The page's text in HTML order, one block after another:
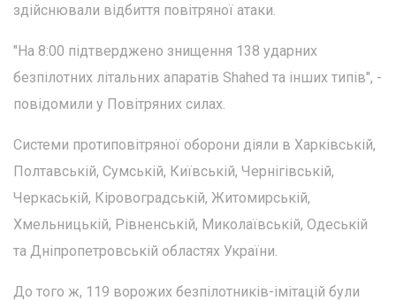
здійснювали відбиття повітряної атаки.
"На 8:00 підтверджено знищення 138 ударних
безпілотних літальних апаратів Shahed та інших типів", -
повідомили у Повітряних силах.
Системи протиповітряної оборони діяли в Харківській,
Полтавській, Сумській, Київській, Чернігівській,
Черкаській, Кіровоградській, Житомирській,
Хмельницькій, Рівненській, Миколаївській, Одеській
та Дніпропетровській областях України.
До того ж, 119 ворожих безпілотників-імітацій були